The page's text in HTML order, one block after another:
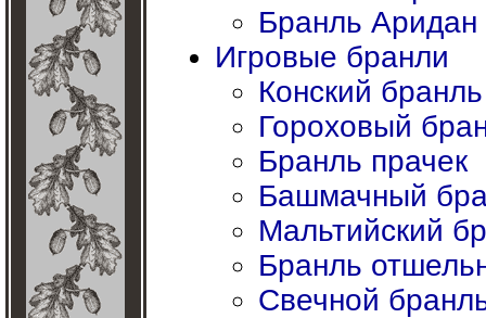
Бранль Аридан
Игровые бранли
Конский бранль
Гороховый
Бранль прачек
Башмачный
Мальтийский
Бранль
Свечной